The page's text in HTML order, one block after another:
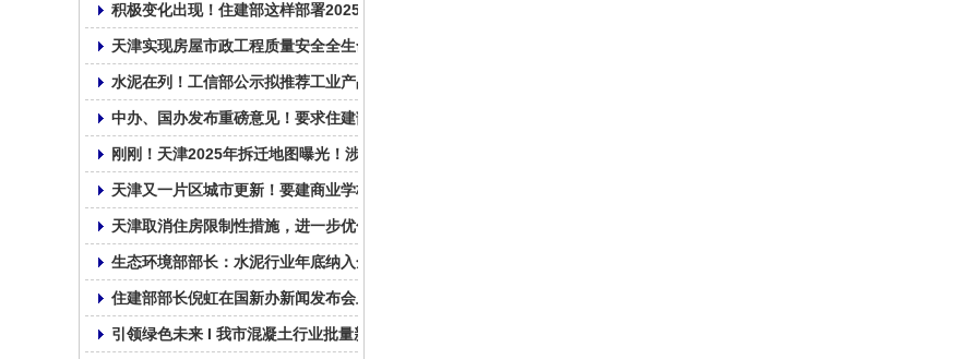
积极变化出现！住建部这样部署2025年房地产工作
天津实现房屋市政工程质量安全全生命周期数字监管
水泥在列！工信部公示拟推荐工业产品碳足迹核算规则团体标准清单！
中办、国办发布重磅意见！要求住建部牵头加强指导和总结评估，推进新型城市基础设施建设打造韧性城市。
刚刚！天津2025年拆迁地图曝光！涉及城更、拆改、新建！28个地块有最新进展→
天津又一片区城市更新！要建商业学校……
天津取消住房限制性措施，进一步优化房地产政策
生态环境部部长：水泥行业年底纳入全国碳市场！
住建部部长倪虹在国新办新闻发布会上介绍住房城乡建设事业高质量发展情况
引领绿色未来 I 我市混凝土行业批量新能源车辆投入使用